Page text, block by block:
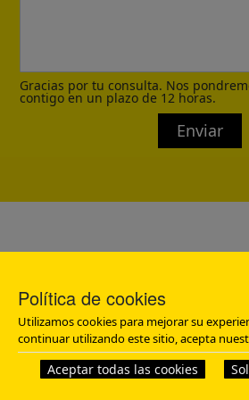
Gracias por tu consulta. Nos
contigo en un plazo de 12 horas.
Enviar
Cotización
Política de cookies
Utilizamos cookies para mejorar su
continuar utilizando este sitio, acepta
Aceptar todas las cookies